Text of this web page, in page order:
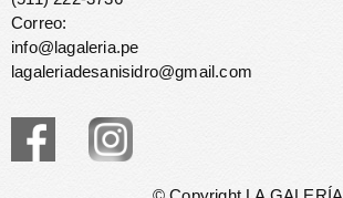
Correo:
info@lagaleria.pe
lagaleriadesanisidro@gmail.com